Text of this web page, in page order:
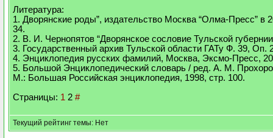
Литература:
1. Дворянские роды”, издательство Москва “Олма-Пресс” в
34.
2. В. И. Чернопятов “Дворянское сословие Тульской
3. Государственный архив Тульской области ГАТу Ф. 39, Оп.
4. Энциклопедия русских фамилий, Москва, Эксмо-Пресс,
5. Большой Энциклопедический словарь / ред. А. М.
М.: Большая Российская энциклопедия, 1998, стр. 100.
Страницы: 1 2 #
Текущий рейтинг темы: Нет